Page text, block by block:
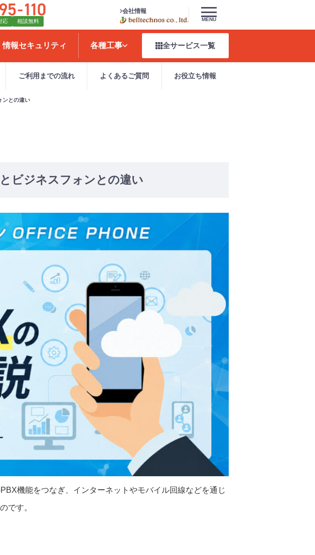
応 相談無料
会社情報
MENU
情報セキュリティ 各種工事 全サービス一覧
ご利用までの流れ よくあるご質問 お役立ち情報
ンとの違い
ビジネスフォンとの違い
機能をつなぎ、インターネットやモバイル回線などを通じ
です。